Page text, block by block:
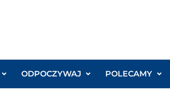
ODPOCZYWAJ POLECAMY